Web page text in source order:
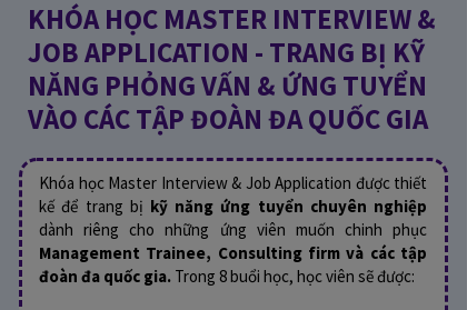
Khóa học Master Interview & Job Application được thiết
kế để trang bị kỹ năng ứng tuyển chuyên nghiệp
dành riêng cho những ứng viên muốn chinh phục
Management Trainee, Consulting firm và các tập
đoàn đa quốc gia. Trong 8 buổi học, học viên sẽ được:
KHÓA HỌC MASTER INTERVIEW &
JOB APPLICATION - TRANG BỊ KỸ
NĂNG PHỎNG VẤN & ỨNG TUYỂN
VÀO CÁC TẬP ĐOÀN ĐA QUỐC GIA